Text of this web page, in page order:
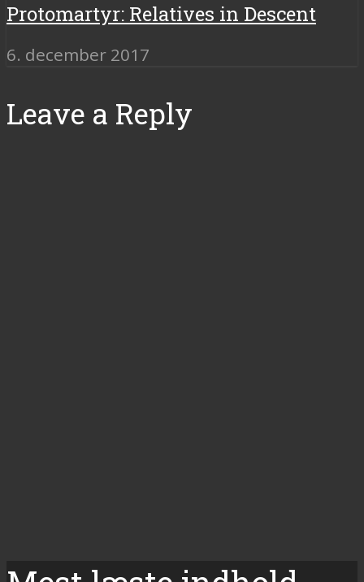
Protomartyr: Relatives in Descent
6. december 2017
Leave a Reply